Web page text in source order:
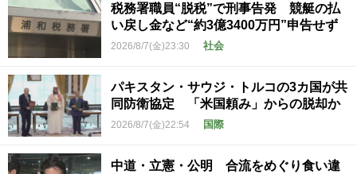
税務署職員“脱税”で刑事告発 競艇の払
い戻し金など“約3億3400万円”申告せず
2026/8/7(金)23:30 社会
パキスタン・サウジ・トルコの3カ国が共
同防衛協定 「米国頼み」からの脱却か
2026/8/7(金)22:54 国際
中道・立憲・公明 合流をめぐり食い違